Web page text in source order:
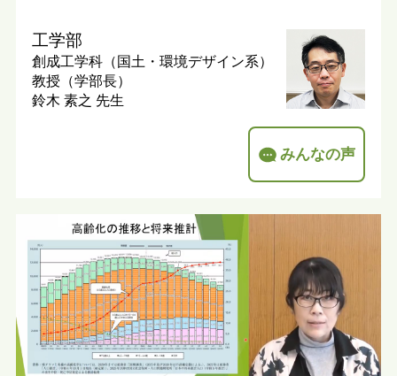
工学部
創成工学科（国土・環境デザイン系）
教授（学部長）
鈴木 素之 先生
みんなの声